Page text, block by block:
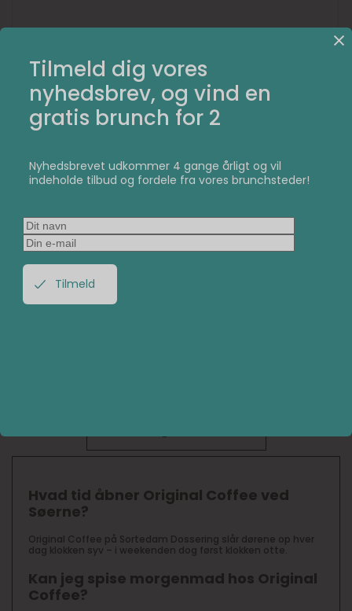
Tilmeld dig vores
nyhedsbrev, og vind en
gratis brunch for 2
Nyhedsbrevet udkommer 4 gange årligt og vil
indeholde tilbud og fordele fra vores brunchsteder!
Med en morgen complet bliver din morgen helt perfekt.
Og hvis du vil sætte prikken over i’et, topper du med en
kop friskbrygget kaffe. Her må du ikke snyde dig selv for
Dagens Kaffe på Original Coffee, som er brygget på
Hvad tid åbner Original Coffee ved
Søerne?
Original Coffee på Sortedam Dossering slår dørene op hver
dag klokken syv – i weekenden dog først klokken otte.
Kan jeg spise morgenmad hos Original
Coffee?